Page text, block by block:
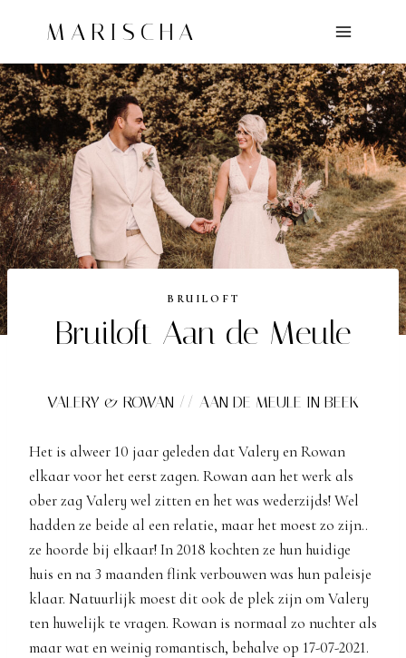
inhoud
MARISCHA
BRUILOFT
Bruiloft Aan de Meule
VALERY & ROWAN // AAN DE MEULE IN BEEK
Het is alweer 10 jaar geleden dat Valery en Rowan
elkaar voor het eerst zagen. Rowan aan het werk als
ober zag Valery wel zitten en het was wederzijds! Wel
hadden ze beide al een relatie, maar het moest zo zijn..
ze hoorde bij elkaar! In 2018 kochten ze hun huidige
huis en na 3 maanden flink verbouwen was hun paleisje
klaar. Natuurlijk moest dit ook de plek zijn om Valery
ten huwelijk te vragen. Rowan is normaal zo nuchter als
maar wat en weinig romantisch, behalve op 17-07-2021.